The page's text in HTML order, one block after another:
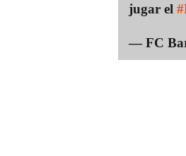
jugar el
— FC